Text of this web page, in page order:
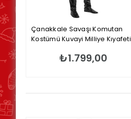
Çanakkale Savaşı Komutan
Kostümü Kuvayi Milliye Kıyafeti
₺1.799,00